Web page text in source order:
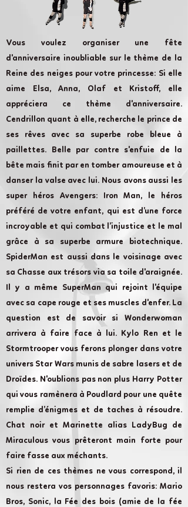
Vous voulez organiser une fête
d'anniversaire inoubliable sur le thème de la
Reine des neiges pour votre princesse: Si elle
aime Elsa, Anna, Olaf et Kristoff, elle
appréciera ce thème d'anniversaire.
Cendrillon quant à elle, recherche le prince de
ses rêves avec sa superbe robe bleue à
paillettes. Belle par contre s'enfuie de la
bête mais finit par en tomber amoureuse et à
danser la valse avec lui. Nous avons aussi les
super héros Avengers: Iron Man, le héros
préféré de votre enfant, qui est d’une force
incroyable et qui combat l’injustice et le mal
grâce à sa superbe armure biotechnique.
SpiderMan est aussi dans le voisinage avec
sa Chasse aux trésors via sa toile d'araignée.
Il y a même SuperMan qui rejoint l'équipe
avec sa cape rouge et ses muscles d'enfer. La
question est de savoir si Wonderwoman
arrivera à faire face à lui. Kylo Ren et le
Stormtrooper vous ferons plonger dans votre
univers Star Wars munis de sabre lasers et de
Droïdes. N'oublions pas non plus Harry Potter
qui vous ramènera à Poudlard pour une quête
remplie d’énigmes et de taches à résoudre.
Chat noir et Marinette alias LadyBug de
Miraculous vous prêteront main forte pour
faire fasse aux méchants.
Si rien de ces thèmes ne vous correspond, il
nous restera vos personnages favoris: Mario
Bros, Sonic, la Fée des bois (amie de la fée